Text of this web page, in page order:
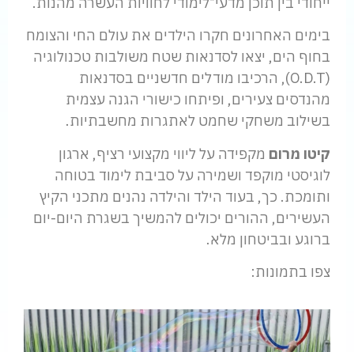
בימים האחרונים חקרו הילדים את עולם החי והצומח
בחוף הים, יצאו לסדנאות שטח משולבות טכנולוגיה
(O.D.T), הרכיבו מודלים חדשניים בסדנאות
מהנדסים צעירים, ופיתחו כישורי הגנה עצמית
בשילוב משחקי שחמט לאתגרות מחשבתיות.
קיטו מרום מקפידה על ליווי מקצועי רציף, ארגון
לוגיסטי מוקפד ושמירה על סביבת לימוד בטוחה
ותומכת. כך, בעוד הילד והילדה נהנים מתכני הקיץ
העשירים, ההורים יכולים להמשיך בשגרת היום-יום
ברוגע ובביטחון מלא.
צפו בתמונות: